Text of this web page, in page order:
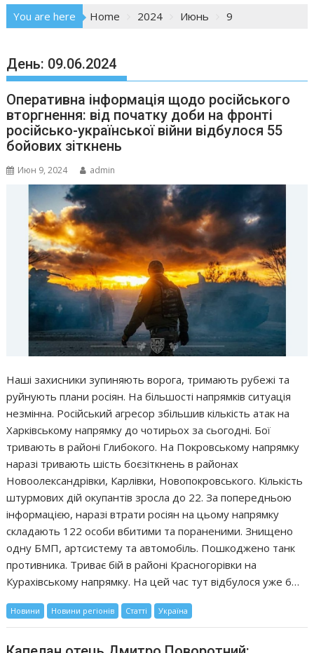
You are here Home 2024 Июнь 9
День: 09.06.2024
Оперативна інформація щодо російського
вторгнення: від початку доби на фронті
російсько-української війни відбулося 55
бойових зіткнень
Июн 9, 2024 admin
Наші захисники зупиняють ворога, тримають рубежі та
руйнують плани росіян. На більшості напрямків ситуація
незмінна. Російський агресор збільшив кількість атак на
Харківському напрямку до чотирьох за сьогодні. Бої
тривають в районі Глибокого. На Покровському напрямку
наразі тривають шість боєзіткнень в районах
Новоолександрівки, Карлівки, Новопокровського. Кількість
штурмових дій окупантів зросла до 22. За попередньою
інформацією, наразі втрати росіян на цьому напрямку
складають 122 особи вбитими та пораненими. Знищено
одну БМП, артсистему та автомобіль. Пошкоджено танк
противника. Триває бій в районі Красногорівки на
Курахівському напрямку. На цей час тут відбулося уже 6…
Новини Новини регіонів Статті Україна